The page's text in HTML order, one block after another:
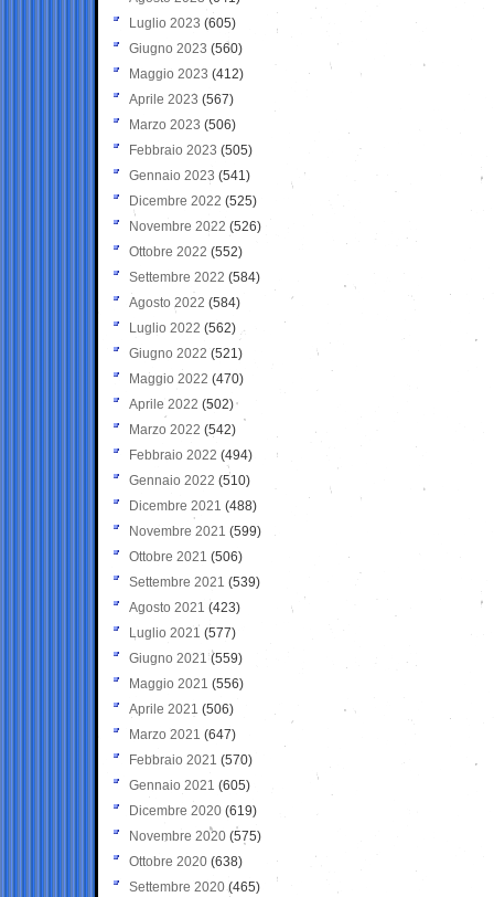
Luglio 2023 (605)
Giugno 2023 (560)
Maggio 2023 (412)
Aprile 2023 (567)
Marzo 2023 (506)
Febbraio 2023 (505)
Gennaio 2023 (541)
Dicembre 2022 (525)
Novembre 2022 (526)
Ottobre 2022 (552)
Settembre 2022 (584)
Agosto 2022 (584)
Luglio 2022 (562)
Giugno 2022 (521)
Maggio 2022 (470)
Aprile 2022 (502)
Marzo 2022 (542)
Febbraio 2022 (494)
Gennaio 2022 (510)
Dicembre 2021 (488)
Novembre 2021 (599)
Ottobre 2021 (506)
Settembre 2021 (539)
Agosto 2021 (423)
Luglio 2021 (577)
Giugno 2021(559)
Maggio 2021 (556)
Aprile 2021 (506)
Marzo 2021 (647)
Febbraio 2021 (570)
Gennaio 2021 (605)
Dicembre 2020 (619)
Novembre 2020 (575)
Ottobre 2020 (638)
Settembre 2020(465)